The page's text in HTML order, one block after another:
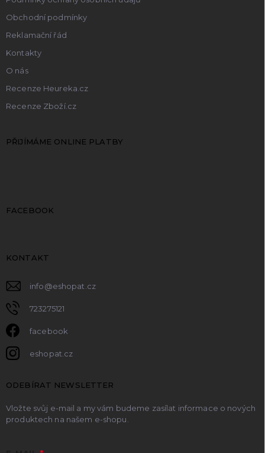
Obchodní podmínky
Reklamační řád
Kontakty
O nás
Recenze Heureka.cz
Recenze Zboží.cz
PŘIJÍMÁME ONLINE PLATBY
FACEBOOK
KONTAKT
info@eshopat.cz
723275121
facebook
eshopat.cz
ODEBÍRAT NEWSLETTER
Vložte svůj e-mail a my vám budeme zasílat informace o nových
produktech na našem e-shopu.